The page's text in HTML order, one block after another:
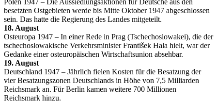
Polen 1947 – Die Aussiedlungsaktionen für Deutsche aus den
besetzten Ostgebieten werde bis Mitte Oktober 1947 abgeschlossen
sein. Das hatte die Regierung des Landes mitgeteilt.
18. August
Osteuropa 1947 – In einer Rede in Prag (Tschechoslowakei), die der
tschechoslowakische Verkehrsminister František Hala hielt, war der
Gedanke einer osteuropäischen Wirtschaftsunion absehbar.
19. August
Deutschland 1947 – Jährlich fielen Kosten für die Besatzung der
vier Besatzungszonen Deutschlands in Höhe von 7,5 Milliarden
Reichsmark an. Für Berlin kamen weitere 700 Millionen
Reichsmark hinzu.